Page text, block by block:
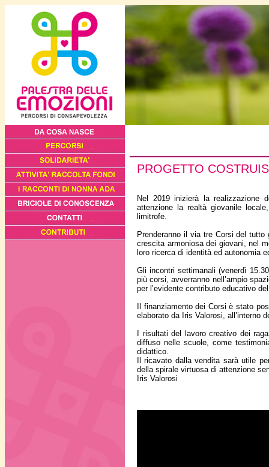
PROGETTO
Nel 2019 inizierà la realizzazione
attenzione la realtà giovanile
limitrofe.
Prenderanno il via tre Corsi del
crescita armoniosa dei giovani, nel
loro ricerca di identità ed autonomia
Gli incontri settimanali (venerdì
più corsi, avverranno nell’ampio
per l’evidente contributo educativo
Il finanziamento dei Corsi è stato
elaborato da Iris Valorosi, all’interno
I risultati del lavoro creativo dei
diffuso nelle scuole, come
didattico.
Il ricavato dalla vendita sarà utile
della spirale virtuosa di attenzione
Iris Valorosi